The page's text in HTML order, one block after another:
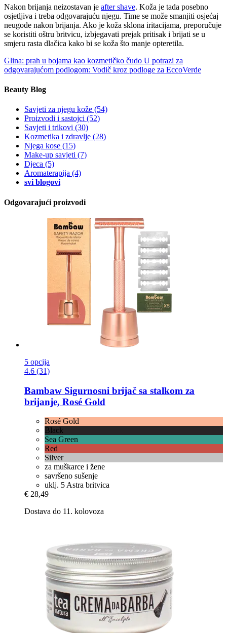
Nakon brijanja neizostavan je after shave. Koža je tada posebno
osjetljiva i treba odgovarajuću njegu. Time se može smanjiti osjećaj
neugode nakon brijanja. Ako je koža sklona iritacijama, preporučuje
se koristiti oštru britvicu, izbjegavati prejak pritisak i brijati se u
smjeru rasta dlačica kako bi se koža što manje opteretila.
Glina: prah u bojama kao kozmetičko čudo U potrazi za
odgovarajućom podlogom: Vodič kroz podloge za EccoVerde
Beauty Blog
Savjeti za njegu kože (54)
Proizvodi i sastojci (52)
Savjeti i trikovi (30)
Kozmetika i zdravlje (28)
Njega kose (15)
Make-up savjeti (7)
Djeca (5)
Aromaterapija (4)
svi blogovi
Odgovarajući proizvodi
5 opcija
4.6 (31)
Bambaw Sigurnosni brijač sa stalkom za
brijanje, Rosé Gold
Rosé Gold
Black
Sea Green
Red
Silver
za muškarce i žene
savršeno sušenje
uklj. 5 Astra britvica
€ 28,49
Dostava do 11. kolovoza